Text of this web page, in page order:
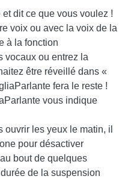
dit ce que vous voulez !
voix ou avec la voix de la
à la fonction
vocaux ou entrez la
être réveillé dans «
fera le reste !
vous indique
ouvrir les yeux le matin, il
pour désactiver
bout de quelques
de la suspension